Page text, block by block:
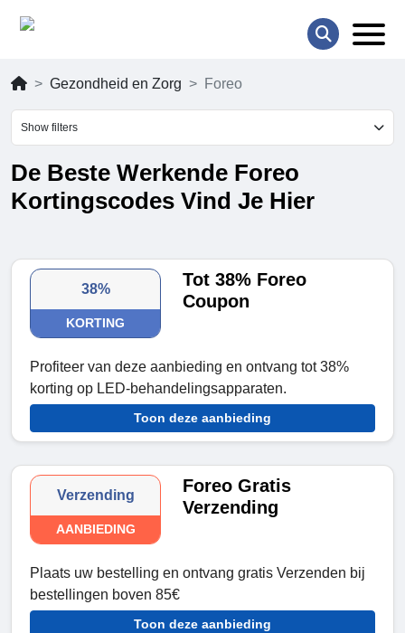
Gezondheid en Zorg Foreo
Show filters
De Beste Werkende Foreo
Kortingscodes Vind Je Hier
38%
KORTING
Tot 38% Foreo
Coupon
Profiteer van deze aanbieding en ontvang tot 38%
korting op LED-behandelingsapparaten.
Toon deze aanbieding
Verzending
AANBIEDING
Foreo Gratis
Verzending
Plaats uw bestelling en ontvang gratis Verzenden bij
bestellingen boven 85€
Toon deze aanbieding